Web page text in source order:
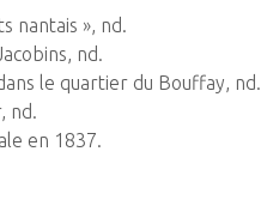
nantais », nd.
nd.
le quartier du Bouffay, nd.
nd.
en 1837.